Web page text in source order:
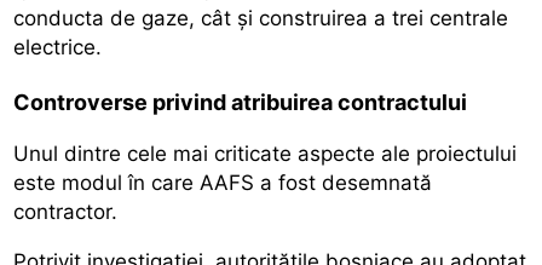
conducta de gaze, cât și construirea a trei centrale
electrice.
Controverse privind atribuirea contractului
Unul dintre cele mai criticate aspecte ale proiectului
este modul în care AAFS a fost desemnată
contractor.